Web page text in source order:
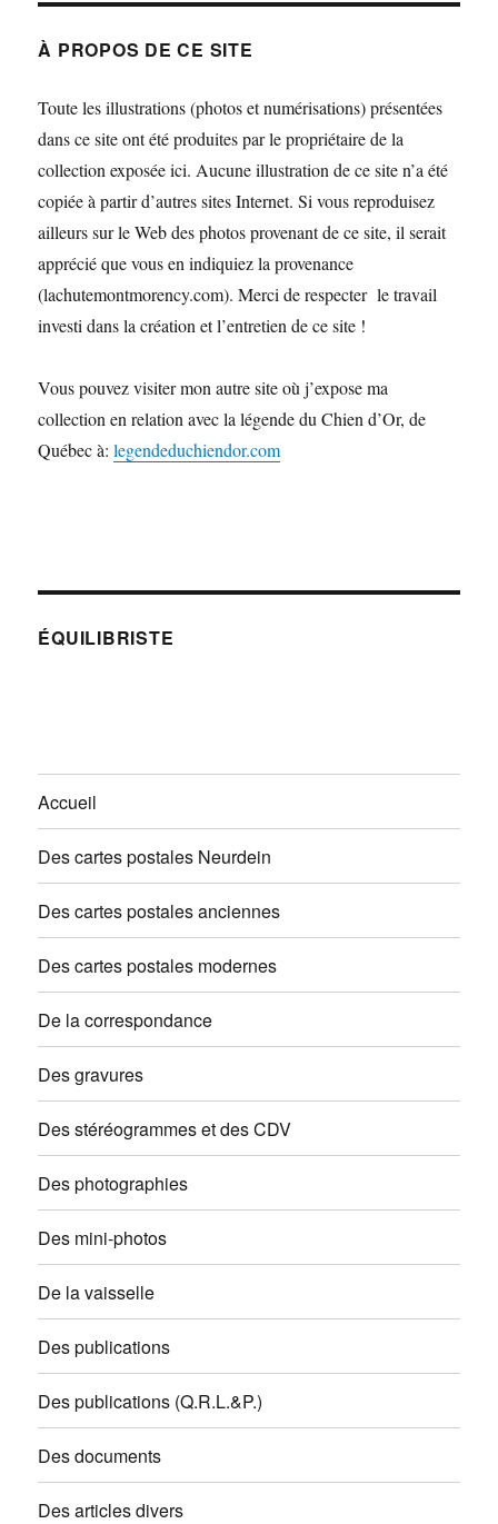
À PROPOS DE CE SITE
Toute les illustrations (photos et numérisations) présentées
dans ce site ont été produites par le propriétaire de la
collection exposée ici. Aucune illustration de ce site n’a été
copiée à partir d’autres sites Internet. Si vous reproduisez
ailleurs sur le Web des photos provenant de ce site, il serait
apprécié que vous en indiquiez la provenance
(lachutemontmorency.com). Merci de respecter le travail
investi dans la création et l’entretien de ce site !
Vous pouvez visiter mon autre site où j’expose ma
collection en relation avec la légende du Chien d’Or, de
Québec à:legendeduchiendor.com
ÉQUILIBRISTE
Accueil
Des cartes postales Neurdein
Des cartes postales anciennes
Des cartes postales modernes
De la correspondance
Des gravures
Des stéréogrammes et des CDV
Des photographies
Des mini-photos
De la vaisselle
Des publications
Des publications (Q.R.L.&P.)
Des documents
Des articles divers